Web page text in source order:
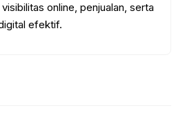
online, penjualan, serta
efektif.